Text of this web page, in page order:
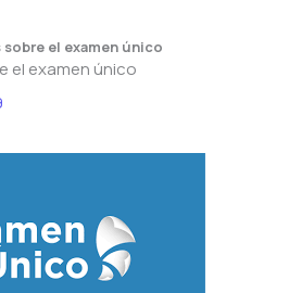
el examen único
el examen único